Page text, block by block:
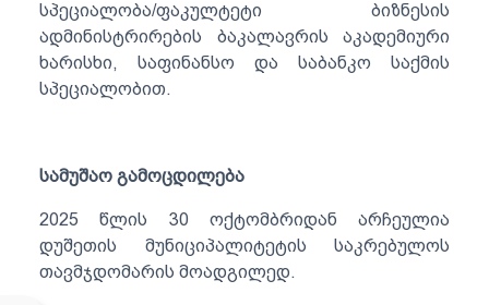
სპეციალობა/ფაკულტეტი ბიზნესის
ადმინისტრირების ბაკალავრის აკადემიური
ხარისხი, საფინანსო და საბანკო საქმის
სპეციალობით.
სამუშაო გამოცდილება
2025 წლის 30 ოქტომბრიდან არჩეულია
დუშეთის მუნიციპალიტეტის საკრებულოს
თავმჯდომარის მოადგილედ.